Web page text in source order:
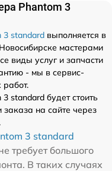
Phantom 3
3 standard выполняется в
мастерами
виды услуг и запчасти
- мы в сервис-
standard будет стоить
на сайте через
3 standard
требует большого
В таких случаях